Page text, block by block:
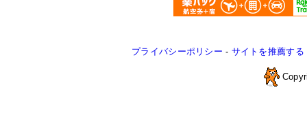
プライバシーポリシー - サイトを推薦する